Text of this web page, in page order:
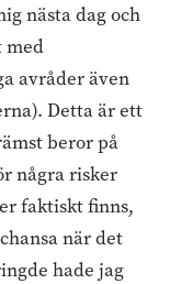
nästa dag och
med
avråder även
Detta är ett
beror på
några risker
faktiskt finns,
när det
hade jag